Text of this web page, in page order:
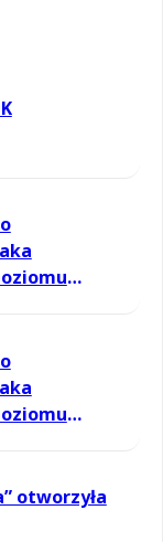
otworzyła